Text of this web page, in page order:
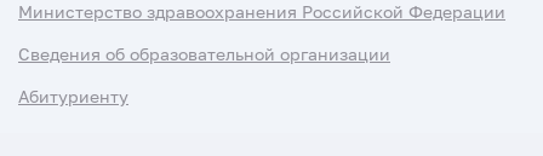
Министерство здравоохранения Российской Федерации
Сведения об образовательной организации
Абитуриенту